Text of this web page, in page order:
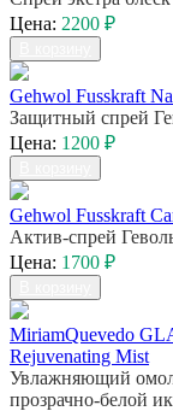
Цена: 2200 ₽
Gehwol Fusskraft
Защитный спрей
Цена: 1200 ₽
Gehwol Fusskraft
Актив-спрей
Цена: 1700 ₽
MiriamQuevedo
Rejuvenating Mist
Увлажняющий
прозрачно-белой